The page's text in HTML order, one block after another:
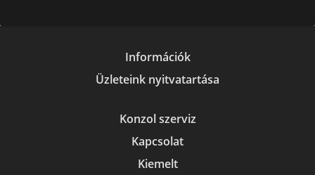
Információk
Üzleteink nyitvatartása
Konzol szerviz
Kapcsolat
Kiemelt